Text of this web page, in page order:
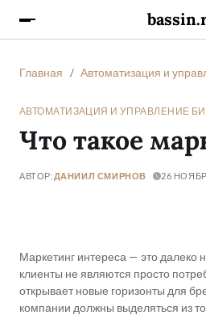
Главная Автоматизация и
АВТОМАТИЗАЦИЯ И УПРАВЛЕНИЕ
Что такое
АВТОР:ДАНИИЛ СМИРНОВ 26
Маркетинг интереса — это
клиенты не являются просто
открывает новые горизонты для
компании должны выделяться из